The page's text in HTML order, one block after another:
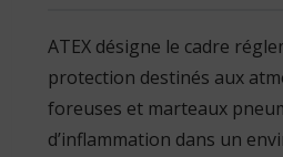
ATEX désigne le cadre
protection destinés aux
foreuses et marteaux
d’inflammation dans un